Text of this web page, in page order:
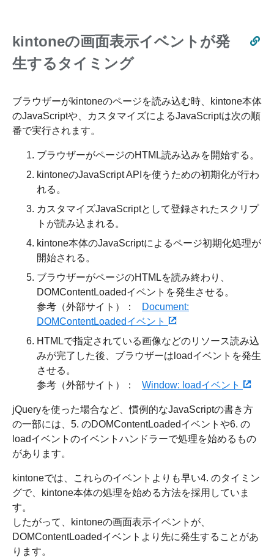
kintoneの画面表示イベントが発
生するタイミング
ブラウザーがkintoneのページを読み込む時、kintone本体
のJavaScriptや、カスタマイズによるJavaScriptは次の順
番で実行されます。
ブラウザーがページのHTML読み込みを開始する。
kintoneのJavaScript APIを使うための初期化が行わ
れる。
カスタマイズJavaScriptとして登録されたスクリプ
トが読み込まれる。
kintone本体のJavaScriptによるページ初期化処理が
開始される。
ブラウザーがページのHTMLを読み終わり、
DOMContentLoadedイベントを発生させる。
参考（外部サイト）：
Document:
DOMContentLoadedイベント
HTMLで指定されている画像などのリソース読み込
みが完了した後、ブラウザーはloadイベントを発生
させる。
参考（外部サイト）：
Window: loadイベント
jQueryを使った場合など、慣例的なJavaScriptの書き方
の一部には、5. のDOMContentLoadedイベントや6. の
loadイベントのイベントハンドラーで処理を始めるもの
があります。
kintoneでは、これらのイベントよりも早い4. のタイミン
グで、kintone本体の処理を始める方法を採用していま
す。
したがって、kintoneの画面表示イベントが、
DOMContentLoadedイベントより先に発生することがあ
ります。